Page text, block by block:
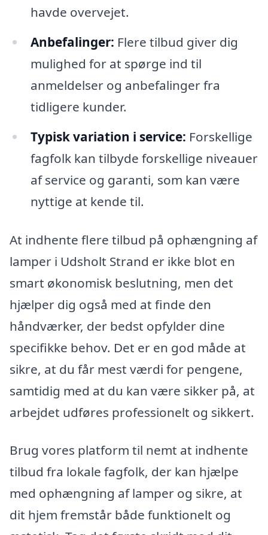
havde overvejet.
Anbefalinger: Flere tilbud giver dig
mulighed for at spørge ind til
anmeldelser og anbefalinger fra
tidligere kunder.
Typisk variation i service: Forskellige
fagfolk kan tilbyde forskellige niveauer
af service og garanti, som kan være
nyttige at kende til.
At indhente flere tilbud på ophængning af
lamper i Udsholt Strand er ikke blot en
smart økonomisk beslutning, men det
hjælper dig også med at finde den
håndværker, der bedst opfylder dine
specifikke behov. Det er en god måde at
sikre, at du får mest værdi for pengene,
samtidig med at du kan være sikker på, at
arbejdet udføres professionelt og sikkert.
Brug vores platform til nemt at indhente
tilbud fra lokale fagfolk, der kan hjælpe
med ophængning af lamper og sikre, at
dit hjem fremstår både funktionelt og